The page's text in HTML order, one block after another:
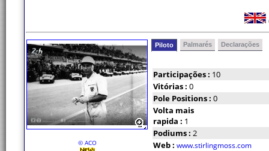
© ACO
Piloto Palmarés Declarações
Participações : 10
Vitórias : 0
Pole Positions : 0
Volta mais
rapida : 1
Podiums : 2
Web : www.stirlingmoss.com